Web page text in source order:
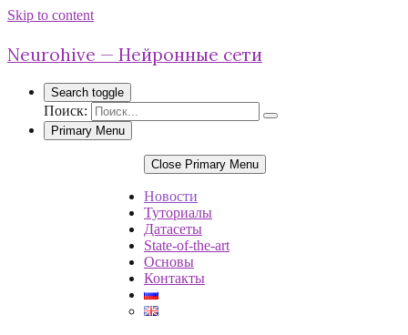
Skip to content
Neurohive — Нейронные сети
Search toggle
Поиск:
Primary Menu
Close Primary Menu
Новости
Туториалы
Датасеты
State-of-the-art
Основы
Контакты